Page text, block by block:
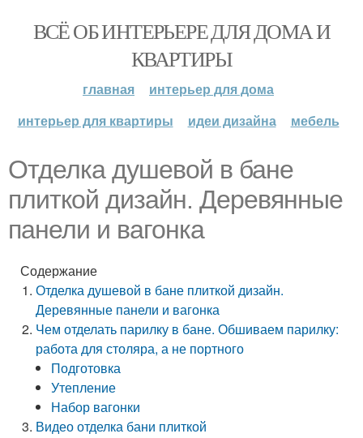
ВСЁ ОБ ИНТЕРЬЕРЕ ДЛЯ ДОМА И
КВАРТИРЫ
главная
интерьер для дома
интерьер для квартиры
идеи дизайна мебель
Отделка душевой в бане
плиткой дизайн. Деревянные
панели и вагонка
Содержание
Отделка душевой в бане плиткой дизайн.
Деревянные панели и вагонка
Чем отделать парилку в бане. Обшиваем парилку:
работа для столяра, а не портного
Подготовка
Утепление
Набор вагонки
Видео отделка бани плиткой